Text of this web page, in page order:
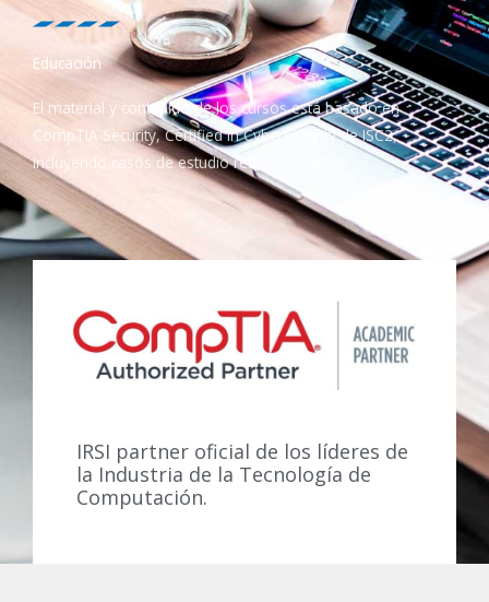
Educación
El material y contenido de los cursos está basado en
CompTIA Security, Certified in Cybersecurity de ISC2,
incluyendo casos de estudio reales y práctica.
IRSI partner oficial de los líderes de
la Industria de la Tecnología de
Computación.